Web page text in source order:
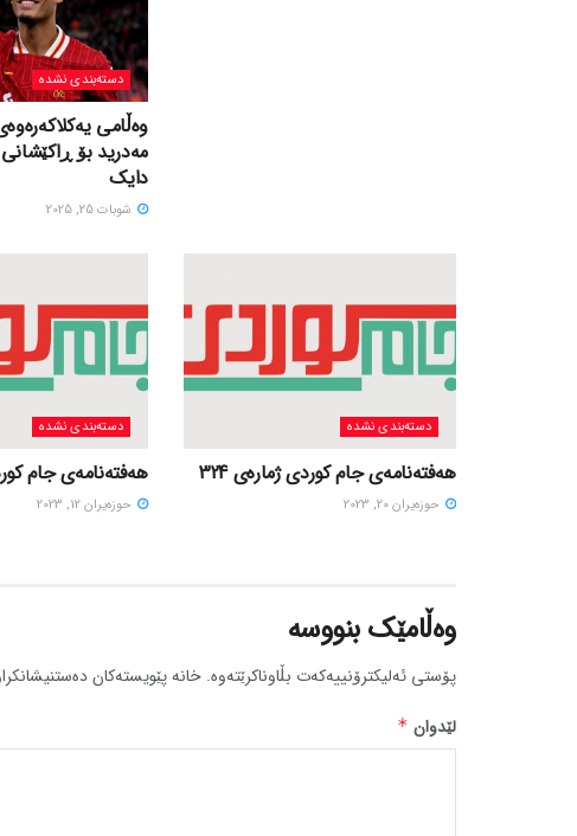
دسته‌بندی نشده
وەڵامی
مەدرید بۆ
دایک
شوبات 25, 2025
دسته‌بندی نشده
هەفتەنامەی جام کوردی ژمارەی 324
حوزه‌یران 20, 2023
دسته‌بندی نشده
هەفتەنامەی جام
حوزه‌یران 12, 2023
وەڵامێک بنووسە
پۆستی ئەلیکترۆنییەکەت بڵاوناکرێتەوە. خانە پێویستەکان
لێدوان *